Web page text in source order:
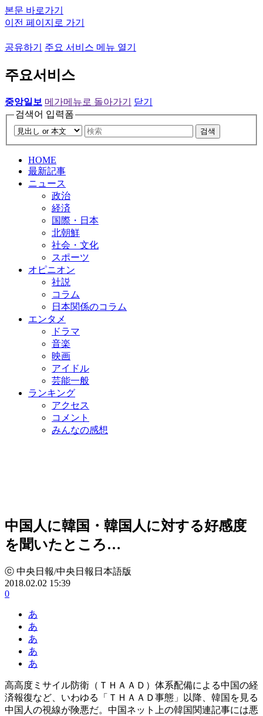
본문 바로가기
이전 페이지로 가기
공유하기 주요 서비스 메뉴 열기
주요서비스
중앙일보 메가메뉴로 돌아가기
닫기
검색어 입력폼
검색
HOME
最新記事
ニュース
政治
経済
国際・日本
北朝鮮
社会・文化
スポーツ
オピニオン
社説
コラム
日本関係のコラム
エンタメ
ドラマ
音楽
映画
アイドル
芸能一般
ランキング
アクセス
コメント
みんなの感想
中国人に韓国・韓国人に対する好感度
を聞いたところ…
ⓒ 中央日報/中央日報日本語版
2018.02.02 15:39
0
あ
あ
あ
あ
あ
高高度ミサイル防衛（ＴＨＡＡＤ）体系配備による中国の経
済報復など、いわゆる「ＴＨＡＡＤ事態」以降、韓国を見る
中国人の視線が険悪だ。中国ネット上の韓国関連記事には悪